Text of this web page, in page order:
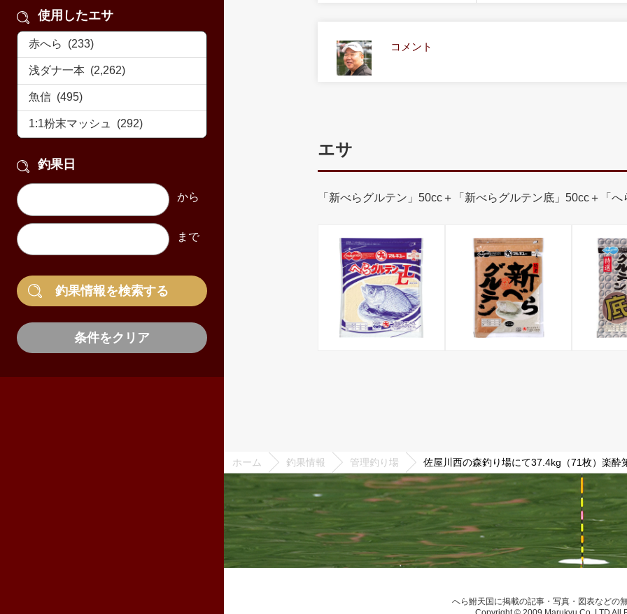
使用したエサ
釣果日
条件をクリア
コメント
エサ
「新べらグルテン」50cc＋「新べらグルテン底」50cc＋「
ホーム 釣果情報 管理釣り場 佐屋川西の森釣り場にて37.4kg（71枚）楽酔
へら鮒天国に掲載の記事・写真・図表などの